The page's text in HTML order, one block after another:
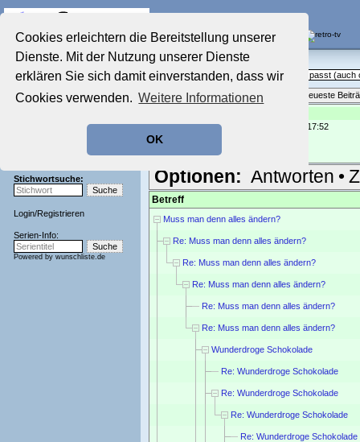
Cookies erleichtern die Bereitstellung unserer
Dienste. Mit der Nutzung unserer Dienste
erklären Sie sich damit einverstanden, dass wir
Cookies verwenden. Weitere Informationen
OK
Startseite
Aktuelles Forum
Film-Forum
Zeichentrick-Forum
Stichwortsuche:
Login/Registrieren
Serien-Info:
Powered by wunschliste.de
Sendeschluss!
Off Topic - Alles, was woanders nicht passt (auch
Themenübersicht • Neues Thema
Neueste
geschrieben von:
, 27.03.05 17:52
Gesalzene Kellys sind auch sehr gut.
Optionen: Antworten •
Betreff
Muss man denn alles ändern?
Re: Muss man denn alles ändern?
Re: Muss man denn alles ändern?
Re: Muss man denn alles ändern?
Re: Muss man denn alles ändern?
Re: Muss man denn alles ändern?
Wunderdroge Schokolade
Re: Wunderdroge Schokolade
Re: Wunderdroge Schokolade
Re: Wunderdroge Schokolade
Re: Wunderdroge Schokolade